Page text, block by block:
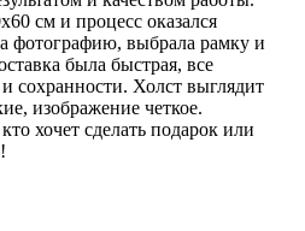
см и процесс оказался
фотографию, выбрала рамку и
была быстрая, все
сохранности. Холст выглядит
изображение четкое.
хочет сделать подарок или